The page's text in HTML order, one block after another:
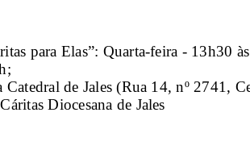
para Elas”: Quarta-feira - 13h30
de Jales (Rua 14, nº 2741,
Diocesana de Jales